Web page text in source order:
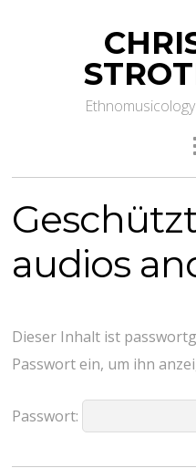
audios
Dieser Inhalt ist
Passwort ein, um ihn
Passwort: